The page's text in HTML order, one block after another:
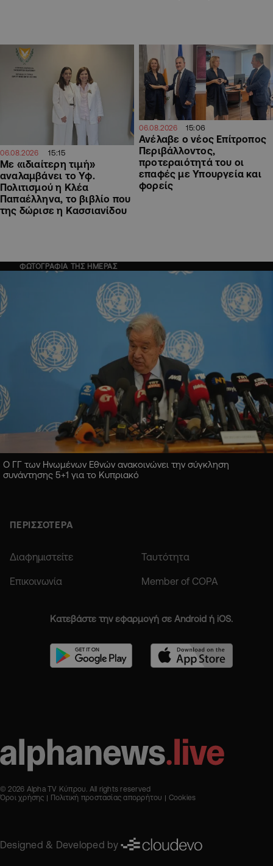
06.08.2026 15:15
Με «ιδιαίτερη τιμή»
αναλαμβάνει το Υφ.
Πολιτισμού η Κλέα
Παπαέλληνα, το βιβλίο που
της δώρισε η Κασσιανίδου
06.08.2026 15:06
Ανέλαβε ο νέος Επίτροπος
Περιβάλλοντος,
προτεραιότητά του οι
επαφές με Υπουργεία και
φορείς
ΦΩΤΟΓΡΑΦΙΑ ΤΗΣ ΗΜΕΡΑΣ
Ο ΓΓ των Ηνωμένων Εθνών ανακοινώνει την σύγκληση
συνάντησης 5+1 για το Κυπριακό
ΠΕΡΙΣΣΟΤΕΡΑ
Διαφημιστείτε Ταυτότητα
Επικοινωνία Member of COPA
Κατεβάστε την εφαρμογή σε Android ή iOS.
© 2026 Alpha TV Κύπρου. All rights reserved
Όροι χρήσης
Πολιτική προστασίας απορρήτου Cookies
Designed & Developed by